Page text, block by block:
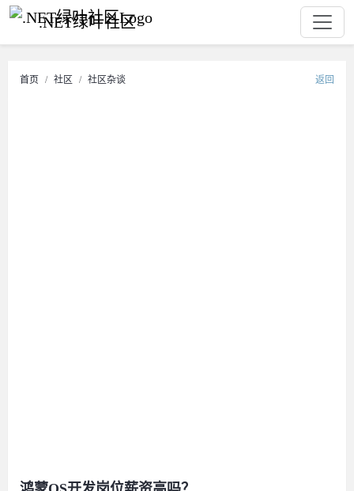
.NET绿叶社区
首页 社区 社区杂谈 返回